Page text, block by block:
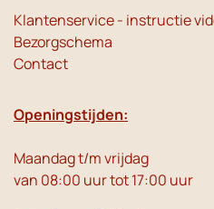
Klantenservice - instructie
Bezorgschema
Contact
Openingstijden:
Maandag t/m vrijdag
van 08:00 uur tot 17:00 uur